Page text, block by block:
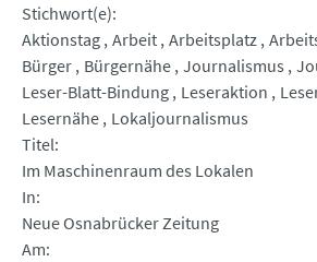
Stichwort(e)
Aktionstag Arbeit Arbeitsplatz
Bürger Bürgernähe Journalismus
Leser-Blatt-Bindung Leseraktion
Lesernähe Lokaljournalismus
Titel
Im Maschinenraum des Lokalen
In
Neue Osnabrücker Zeitung
Am